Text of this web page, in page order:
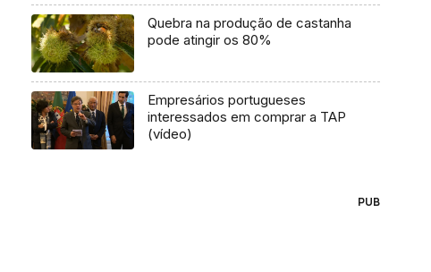
Quebra na produção de castanha
pode atingir os 80%
Empresários portugueses
interessados em comprar a TAP
(vídeo)
PUB